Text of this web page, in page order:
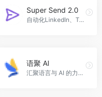
Super Send 2.0
自动化LinkedIn、Twitter和电子邮件的冷外联，Super Send 2.0官网入口网址
语聚 AI
汇聚语言与 AI 的力量，语聚 AI官网入口网址